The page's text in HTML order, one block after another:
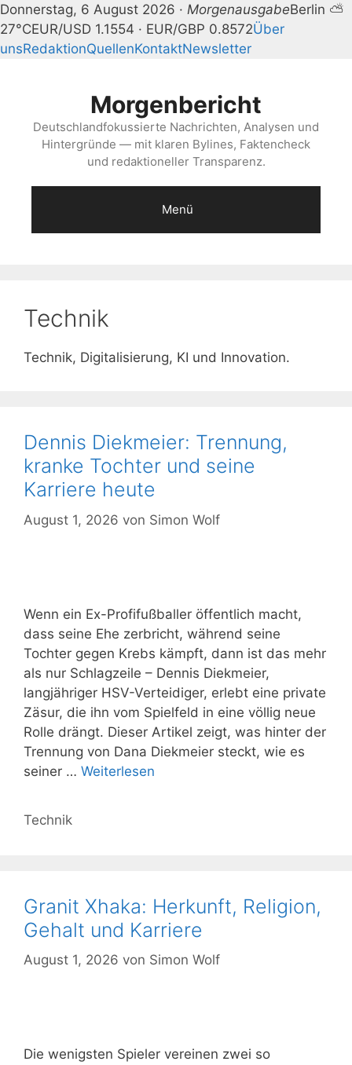
Donnerstag, 6 August 2026 · MorgenausgabeBerlin ⛅
27°CEUR/USD 1.1554 · EUR/GBP 0.8572Über
unsRedaktionQuellenKontaktNewsletter
Morgenbericht
Deutschlandfokussierte Nachrichten, Analysen und
Hintergründe — mit klaren Bylines, Faktencheck
und redaktioneller Transparenz.
Menü
Technik
Technik, Digitalisierung, KI und Innovation.
Dennis Diekmeier: Trennung,
kranke Tochter und seine
Karriere heute
August 1, 2026 von Simon Wolf
Wenn ein Ex-Profifußballer öffentlich macht,
dass seine Ehe zerbricht, während seine
Tochter gegen Krebs kämpft, dann ist das mehr
als nur Schlagzeile – Dennis Diekmeier,
langjähriger HSV-Verteidiger, erlebt eine private
Zäsur, die ihn vom Spielfeld in eine völlig neue
Rolle drängt. Dieser Artikel zeigt, was hinter der
Trennung von Dana Diekmeier steckt, wie es
seiner … Weiterlesen
Kategorien
Technik
Granit Xhaka: Herkunft, Religion,
Gehalt und Karriere
August 1, 2026 von Simon Wolf
Die wenigsten Spieler vereinen zwei so